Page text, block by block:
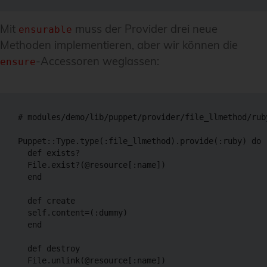
Mit ensurable muss der Provider drei neue
Methoden implementieren, aber wir können die
ensure-Accessoren weglassen:
# modules/demo/lib/puppet/provider/file_llmethod/
Puppet::Type.type(:file_llmethod).provide(:ruby) do
  def exists?
  File.exist?(@resource[:name])
  end
  def create
  self.content=(:dummy)
  end
  def destroy
  File.unlink(@resource[:name])